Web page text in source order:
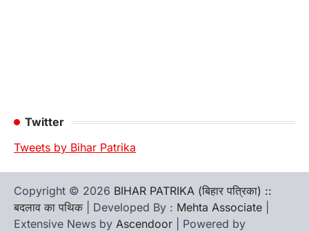
Twitter
Tweets by Bihar Patrika
Copyright © 2026 BIHAR PATRIKA (बिहार पत्रिका) ::
बदलाव का पथिक | Developed By : Mehta Associate
Extensive News by Ascendoor | Powered by